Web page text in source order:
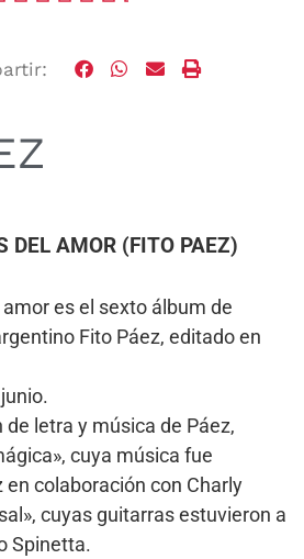
DEL AMOR (FITO PAEZ)
es el sexto álbum de
Fito Páez, editado en
letra y música de Páez,
cuya música fue
colaboración con Charly
cuyas guitarras estuvieron a
Spinetta.